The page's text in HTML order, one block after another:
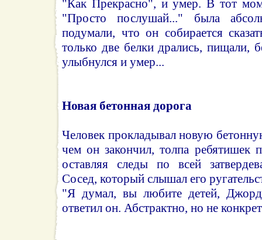
"Как Прекрасно", и умер. В тот
"Просто послушай..." была
подумали, что он собирается
только две белки дрались, пищали,
улыбнулся и умер...
Новая бетонная дорога
Человек прокладывал новую
чем он закончил, толпа ребятишек
оставляя следы по всей
Сосед, который слышал его
"Я думал, вы любите детей,
ответил он. Абстрактно, но не